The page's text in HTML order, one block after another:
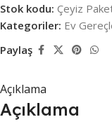
Stok kodu: Çeyiz
Kategoriler: Ev
Paylaş
Açıklama
Açıklama